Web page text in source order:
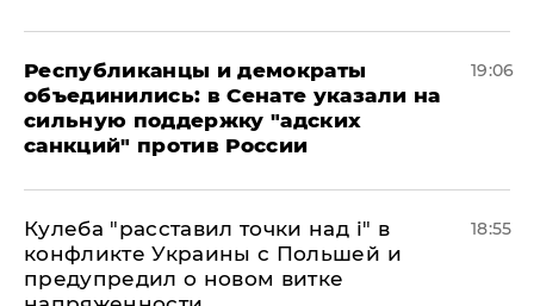
Республиканцы и демократы
объединились: в Сенате указали на
сильную поддержку "адских
санкций" против России
19:06
Кулеба "расставил точки над і" в
конфликте Украины с Польшей и
предупредил о новом витке
18:55